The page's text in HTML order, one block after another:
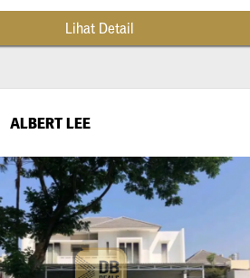
Lihat Detail
ALBERT LEE